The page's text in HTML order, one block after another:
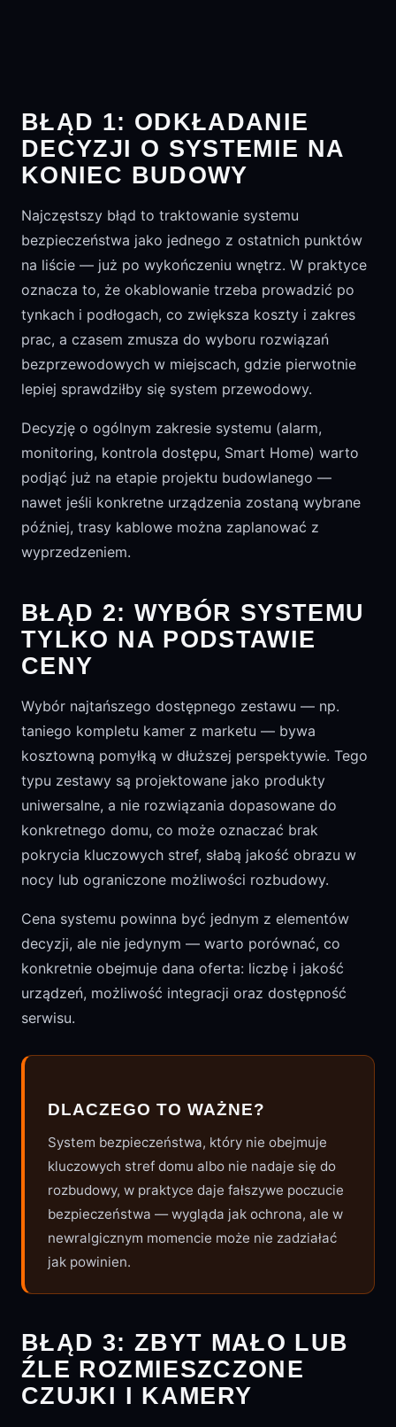
BŁĄD 1: ODKŁADANIE
DECYZJI O SYSTEMIE NA
KONIEC BUDOWY
Najczęstszy błąd to traktowanie systemu
bezpieczeństwa jako jednego z ostatnich punktów
na liście — już po wykończeniu wnętrz. W praktyce
oznacza to, że okablowanie trzeba prowadzić po
tynkach i podłogach, co zwiększa koszty i zakres
prac, a czasem zmusza do wyboru rozwiązań
bezprzewodowych w miejscach, gdzie pierwotnie
lepiej sprawdziłby się system przewodowy.
Decyzję o ogólnym zakresie systemu (alarm,
monitoring, kontrola dostępu, Smart Home) warto
podjąć już na etapie projektu budowlanego —
nawet jeśli konkretne urządzenia zostaną wybrane
później, trasy kablowe można zaplanować z
wyprzedzeniem.
BŁĄD 2: WYBÓR SYSTEMU
TYLKO NA PODSTAWIE
CENY
Wybór najtańszego dostępnego zestawu — np.
taniego kompletu kamer z marketu — bywa
kosztowną pomyłką w dłuższej perspektywie. Tego
typu zestawy są projektowane jako produkty
uniwersalne, a nie rozwiązania dopasowane do
konkretnego domu, co może oznaczać brak
pokrycia kluczowych stref, słabą jakość obrazu w
nocy lub ograniczone możliwości rozbudowy.
Cena systemu powinna być jednym z elementów
decyzji, ale nie jedynym — warto porównać, co
konkretnie obejmuje dana oferta: liczbę i jakość
urządzeń, możliwość integracji oraz dostępność
serwisu.
DLACZEGO TO WAŻNE?
System bezpieczeństwa, który nie obejmuje
kluczowych stref domu albo nie nadaje się do
rozbudowy, w praktyce daje fałszywe poczucie
bezpieczeństwa — wygląda jak ochrona, ale w
newralgicznym momencie może nie zadziałać
jak powinien.
BŁĄD 3: ZBYT MAŁO LUB
ŹLE ROZMIESZCZONE
CZUJKI I KAMERY